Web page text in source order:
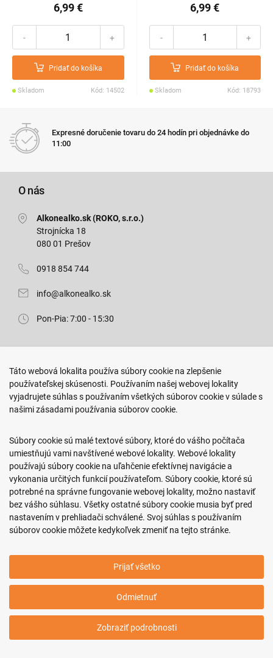
6,99 €
- +
Pridať do košíka
Skladom Kód: 14502
6,99 €
- +
Pridať do košíka
Skladom Kód: 18793
Expresné doručenie tovaru do 24 hodín pri objednávke do
11:00
O nás
Alkonealko.sk (ROKO, s.r.o.)
Strojnícka 18
080 01 Prešov
0918 854 744
info@alkonealko.sk
Pon-Pia: 7:00 - 15:30
Arm. gen. Svobodu 23/A
080 01 Prešov
0917 466 578
sekcovpredajna@doroka.sk
Pon-Ned: 9:00 - 20:00
Podmienky nákupu
Informácie o firme
Copyright © 2011-2026 ROKO, s.r.o.
Upraviť nastavenia Cookies
Táto webová lokalita používa súbory cookie na zlepšenie
používateľskej skúsenosti. Používaním našej webovej lokality
vyjadrujete súhlas s používaním všetkých súborov cookie v súlade s
našimi zásadami používania súborov cookie.
Súbory cookie sú malé textové súbory, ktoré do vášho počítača
umiestňujú vami navštívené webové lokality. Webové lokality
používajú súbory cookie na uľahčenie efektívnej navigácie a
vykonania určitých funkcií používateľom. Súbory cookie, ktoré sú
potrebné na správne fungovanie webovej lokality, možno nastaviť
bez vášho súhlasu. Všetky ostatné súbory cookie musia byť pred
nastavením v prehliadači schválené. Svoj súhlas s používaním
súborov cookie môžete kedykoľvek zmeniť na tejto stránke.
Prijať všetko
Odmietnuť
Zobraziť podrobnosti